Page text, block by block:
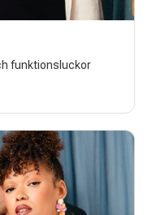
funktionsluckor